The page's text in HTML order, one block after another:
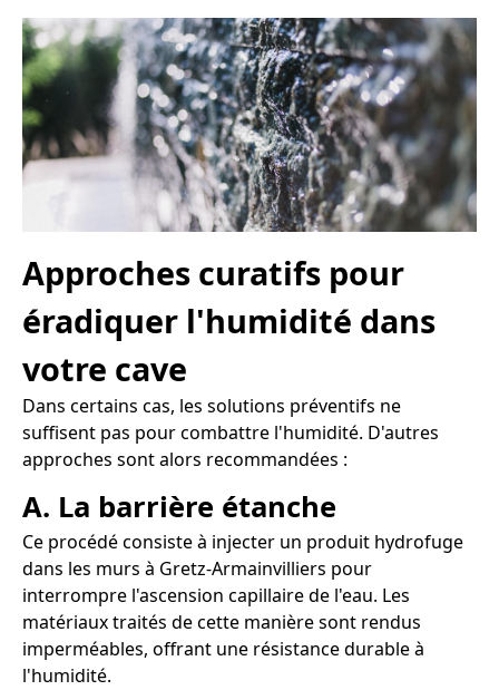
Approches curatifs pour
éradiquer l'humidité dans
votre cave
Dans certains cas, les solutions préventifs ne
suffisent pas pour combattre l'humidité. D'autres
approches sont alors recommandées :
A. La barrière étanche
Ce procédé consiste à injecter un produit hydrofuge
dans les murs à Gretz-Armainvilliers pour
interrompre l'ascension capillaire de l'eau. Les
matériaux traités de cette manière sont rendus
imperméables, offrant une résistance durable à
l'humidité.